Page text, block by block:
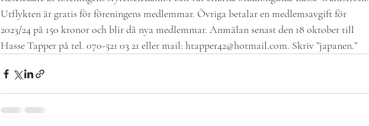
Utflykten är gratis för föreningens medlemmar. Övriga betalar en medlemsavgift för
2023/24 på 150 kronor och blir då nya medlemmar. Anmälan senast den 18 oktober till
Hasse Tapper på tel. 070-521 03 21 eller mail: htapper42@hotmail.com. Skriv ”japanen.”